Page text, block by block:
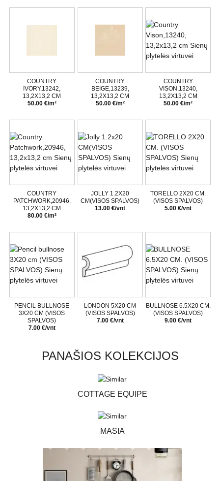
COUNTRY
IVORY,13242,
13,2X13,2 CM
50.00 €/m²
COUNTRY
BEIGE,13239,
13,2X13,2 CM
50.00 €/m²
COUNTRY
VISON,13240,
13,2X13,2 CM
50.00 €/m²
COUNTRY
PATCHWORK,20946,
13,2X13,2 CM
80.00 €/m²
JOLLY 1.2X20
CM(VISOS SPALVOS)
13.00 €/vnt
TORELLO 2X20 CM.
(VISOS SPALVOS)
5.00 €/vnt
PENCIL BULLNOSE
3X20 CM (VISOS
SPALVOS)
7.00 €/vnt
LONDON 5X20 CM
(VISOS SPALVOS)
7.00 €/vnt
BULLNOSE 6.5X20 CM.
(VISOS SPALVOS)
9.00 €/vnt
PANAŠIOS KOLEKCIJOS
COTTAGE EQUIPE
MASIA